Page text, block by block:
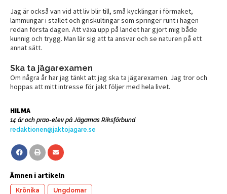
Jag är också van vid att liv blir till, små kycklingar i förmaket,
lammungar i stallet och griskultingar som springer runt i hagen
redan första dagen. Att växa upp på landet har gjort mig både
kunnig och trygg. Man lär sig att ta ansvar och se naturen på ett
annat sätt.
Ska ta jägarexamen
Om några år har jag tänkt att jag ska ta jägarexamen. Jag tror och
hoppas att mitt intresse för jakt följer med hela livet.
HILMA
14 år och prao-elev på Jägarnas Riksförbund
redaktionen@jaktojagare.se
Ämnen i artikeln
Krönika Ungdomar